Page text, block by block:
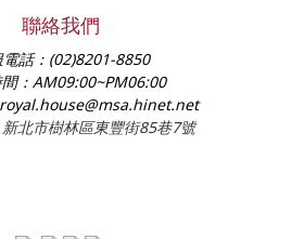
聯絡我們
話： (02)8201-8850
： AM09:00~PM06:00
royal.house@msa.hinet.net
北市樹林區東豐街85巷7號